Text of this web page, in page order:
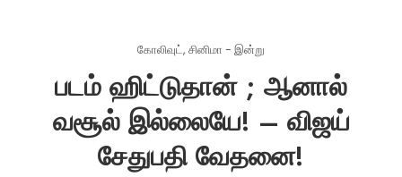
கோலிவுட், சினிமா - இன்று
படம் ஹிட்டுதான் ; ஆனால்
வசூல் இல்லையே! – விஜய்
சேதுபதி வேதனை!